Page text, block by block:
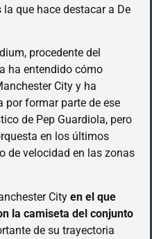
que hace destacar a De
procedente del
ha entendido cómo
City y ha
por formar parte de ese
de Pep Guardiola, pero
en los últimos
de velocidad en las zonas
City en el que
la camiseta del conjunto
de su trayectoria